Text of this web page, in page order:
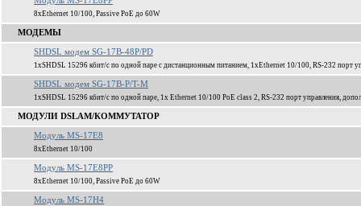
8xEthernet 10/100, Passive PoE до 60W
МОДЕМЫ
SHDSL модем SG-17B-48P/PD
1xSHDSL 15296 кбит/c по одной паре с дистанционным питанием, 1xEthernet 10/100, RS-232 порт
SHDSL модем SG-17B-P/T-M
1xSHDSL 15296 кбит/c по одной паре, 1x Ethernet 10/100 PoE class 2, RS-232 порт управления,
МОДУЛИ DSLAM/КОММУТАТОР
Модуль MS-17E8
8xEthernet 10/100
Модуль MS-17E8PP
8xEthernet 10/100, Passive PoE до 60W
Модуль MS-17H4